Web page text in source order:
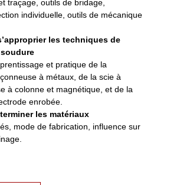
traçage, outils de bridage,
individuelle, outils de mécanique
les techniques de
et pratique de la
à métaux, de la scie à
à colonne et magnétique, et de la
enrobée.
les matériaux
mode de fabrication, influence sur